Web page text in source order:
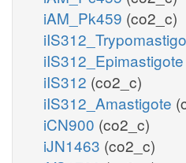
iAM_Pk459 (co2_c)
iIS312_Epimastigote
iIS312 (co2_c)
iIS312_Amastigote
iCN900 (co2_c)
iJN1463 (co2_c)